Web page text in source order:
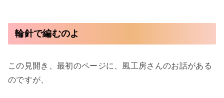
輪針で編むのよ
この見開き、最初のページに、風工房さんのお話がある
のですが、